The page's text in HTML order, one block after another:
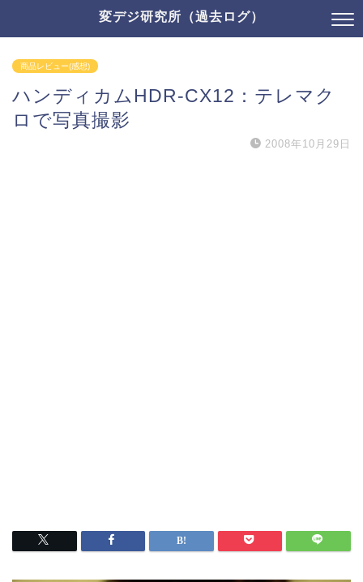
変デジ研究所（過去ログ）
商品レビュー(感想)
ハンディカムHDR-CX12：テレマク
ロで写真撮影
2008年10月29日